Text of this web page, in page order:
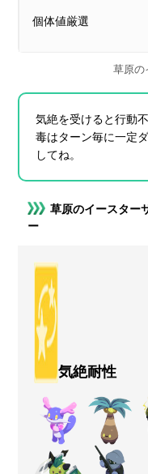
個体値厳選
草原の
気絶を受けると行動不
毒はターン毎に一定
してね。
草原のイースター
ー
気絶耐性